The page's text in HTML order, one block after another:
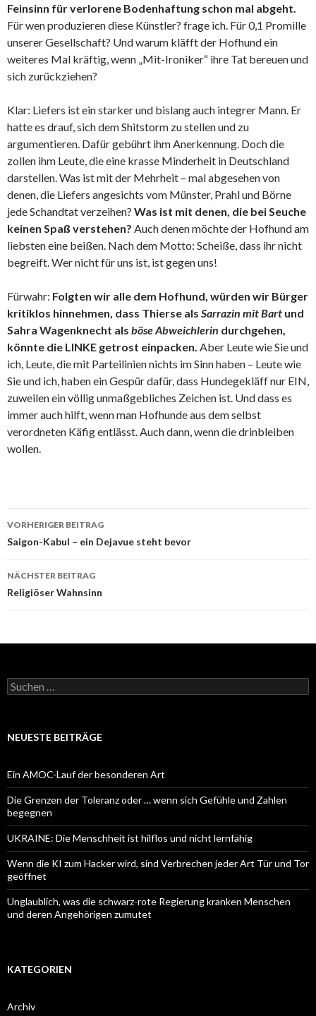
Feinsinn für verlorene Bodenhaftung schon mal abgeht.
Für wen produzieren diese Künstler? frage ich. Für 0,1 Promille
unserer Gesellschaft? Und warum kläfft der Hofhund ein
weiteres Mal kräftig, wenn „Mit-Ironiker“ ihre Tat bereuen und
sich zurückziehen?
Klar: Liefers ist ein starker und bislang auch integrer Mann. Er
hatte es drauf, sich dem Shitstorm zu stellen und zu
argumentieren. Dafür gebührt ihm Anerkennung. Doch die
zollen ihm Leute, die eine krasse Minderheit in Deutschland
darstellen. Was ist mit der Mehrheit – mal abgesehen von
denen, die Liefers angesichts vom Münster, Prahl und Börne
jede Schandtat verzeihen? Was ist mit denen, die bei Seuche
keinen Spaß verstehen? Auch denen möchte der Hofhund am
liebsten eine beißen. Nach dem Motto: Scheiße, dass ihr nicht
begreift. Wer nicht für uns ist, ist gegen uns!
Fürwahr: Folgten wir alle dem Hofhund, würden wir Bürger
kritiklos hinnehmen, dass Thierse als Sarrazin mit Bart und
Sahra Wagenknecht als böse Abweichlerin durchgehen,
könnte die LINKE getrost einpacken. Aber Leute wie Sie und
ich, Leute, die mit Parteilinien nichts im Sinn haben – Leute wie
Sie und ich, haben ein Gespür dafür, dass Hundegekläff nur EIN,
zuweilen ein völlig unmaßgebliches Zeichen ist. Und dass es
immer auch hilft, wenn man Hofhunde aus dem selbst
verordneten Käfig entlässt. Auch dann, wenn die drinbleiben
wollen.
Beitrags-
Navigation
VORHERIGER BEITRAG
Saigon-Kabul – ein Dejavue steht bevor
NÄCHSTER BEITRAG
Religiöser Wahnsinn
Suchen
nach:
NEUESTE BEITRÄGE
Ein AMOC-Lauf der besonderen Art
Die Grenzen der Toleranz oder … wenn sich Gefühle und Zahlen
begegnen
UKRAINE: Die Menschheit ist hilflos und nicht lernfähig
Wenn die KI zum Hacker wird, sind Verbrechen jeder Art Tür und Tor
geöffnet
Unglaublich, was die schwarz-rote Regierung kranken Menschen
und deren Angehörigen zumutet
KATEGORIEN
Archiv